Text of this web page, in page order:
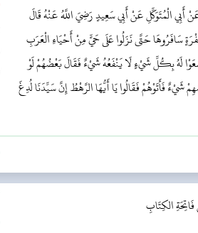
أَبِي الْمُتَوَكِّلِ عَنْ أَبِي سَعِيدٍ رَضِيَ اللَّهُ عَنْهُ قَالَ
سَافَرُوهَا حَتَّى نَزَلُوا عَلَى حَيٍّ مِنْ أَحْيَاءِ الْعَرَبِ
لَهُ بِكُلِّ شَيْءٍ لَا يَنْفَعُهُ شَيْءٌ فَقَالَ بَعْضُهُمْ لَوْ
شَيْءٌ فَأَتَوْهُمْ فَقَالُوا يَا أَيُّهَا الرَّهْطُ إِنَّ سَيِّدَنَا لُدِغَ
الكِتَابِ